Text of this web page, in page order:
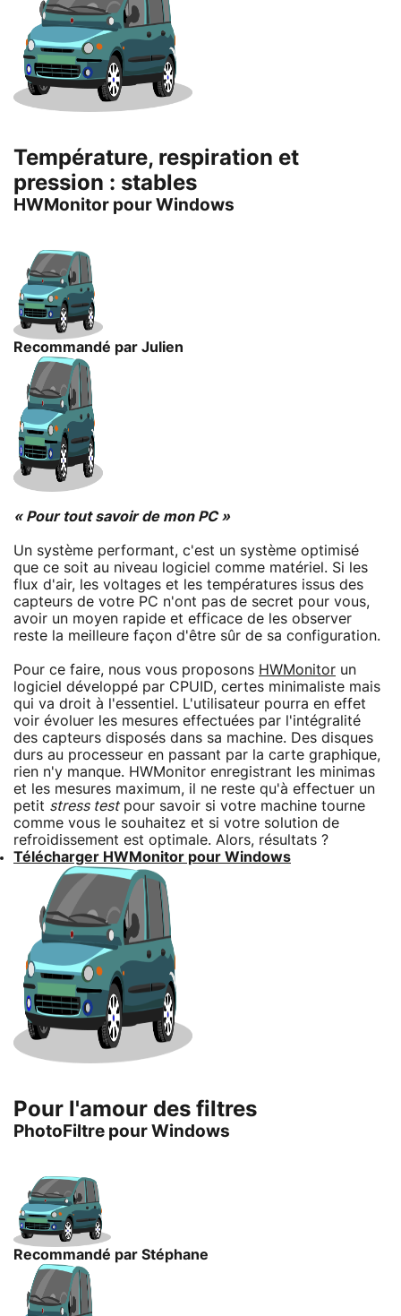
Température, respiration et
pression : stables
HWMonitor pour Windows
Recommandé par Julien
« Pour tout savoir de mon PC »
Un système performant, c'est un système optimisé
que ce soit au niveau logiciel comme matériel. Si les
flux d'air, les voltages et les températures issus des
capteurs de votre PC n'ont pas de secret pour vous,
avoir un moyen rapide et efficace de les observer
reste la meilleure façon d'être sûr de sa configuration.
Pour ce faire, nous vous proposons HWMonitor un
logiciel développé par CPUID, certes minimaliste mais
qui va droit à l'essentiel. L'utilisateur pourra en effet
voir évoluer les mesures effectuées par l'intégralité
des capteurs disposés dans sa machine. Des disques
durs au processeur en passant par la carte graphique,
rien n'y manque. HWMonitor enregistrant les minimas
et les mesures maximum, il ne reste qu'à effectuer un
petit stress testpour savoir si votre machine tourne
comme vous le souhaitez et si votre solution de
refroidissement est optimale. Alors, résultats ?
Télécharger HWMonitor pour Windows
Pour l'amour des filtres
PhotoFiltre pour Windows
Recommandé par Stéphane